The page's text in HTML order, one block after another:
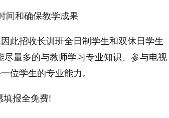
间和确保教学成果
此招收长训班全日制学生和双休日学生
量多的与教师学习专业知识、参与电视
位学生的专业能力。
填报全免费!